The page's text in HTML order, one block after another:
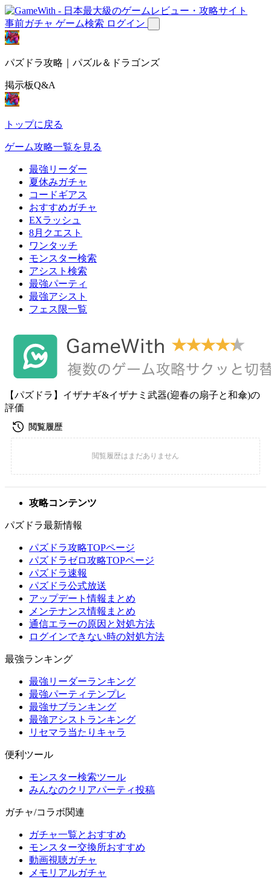
事前ガチャ ゲーム検索 ログイン
パズドラ攻略｜パズル＆ドラゴンズ
掲示板Q&A
トップに戻る
ゲーム攻略一覧を見る
最強リーダー
夏休みガチャ
コードギアス
おすすめガチャ
EXラッシュ
8月クエスト
ワンタッチ
モンスター検索
アシスト検索
最強パーティ
最強アシスト
フェス限一覧
【パズドラ】イザナギ&イザナミ武器(迎春の扇子と和傘)の
評価
攻略コンテンツ
パズドラ最新情報
パズドラ攻略TOPページ
パズドラゼロ攻略TOPページ
パズドラ速報
パズドラ公式放送
アップデート情報まとめ
メンテナンス情報まとめ
通信エラーの原因と対処方法
ログインできない時の対処方法
最強ランキング
最強リーダーランキング
最強パーティテンプレ
最強サブランキング
最強アシストランキング
リセマラ当たりキャラ
便利ツール
モンスター検索ツール
みんなのクリアパーティ投稿
ガチャ/コラボ関連
ガチャ一覧とおすすめ
モンスター交換所おすすめ
動画視聴ガチャ
メモリアルガチャ